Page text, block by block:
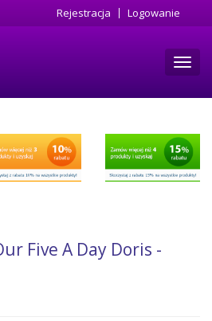
Rejestracja Logowanie
Five A Day Doris -